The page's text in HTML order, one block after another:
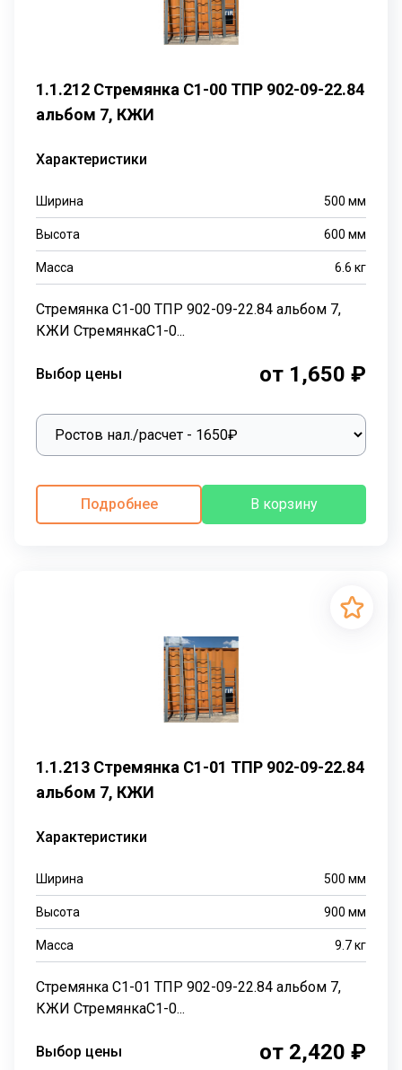
1.1.212 Стремянка С1-00 ТПР 902-09-22.84
альбом 7, КЖИ
Характеристики
Ширина 500 мм
Высота 600 мм
Масса 6.6 кг
Стремянка С1-00 ТПР 902-09-22.84 альбом 7,
КЖИ СтремянкаС1-0...
Выбор цены от 1,650 ₽
Подробнее В корзину
1.1.213 Стремянка С1-01 ТПР 902-09-22.84
альбом 7, КЖИ
Характеристики
Ширина 500 мм
Высота 900 мм
Масса 9.7кг
Стремянка С1-01 ТПР 902-09-22.84 альбом 7,
КЖИ СтремянкаС1-0...
Выбор цены от 2,420 ₽